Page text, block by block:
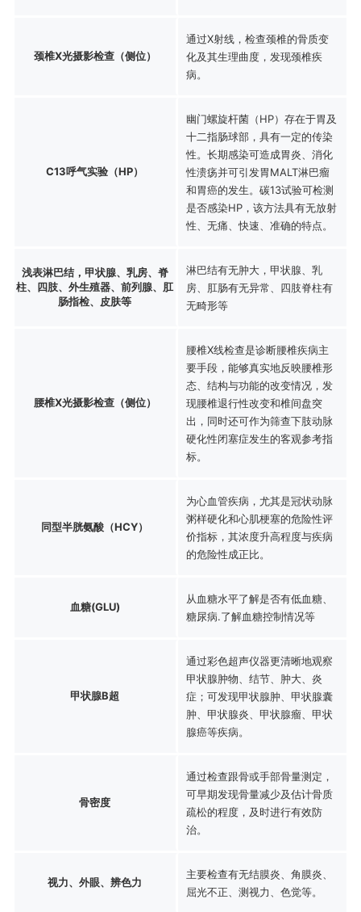
颈椎X光摄影检查（侧位）
通过X射线，检查颈椎的骨质变
化及其生理曲度，发现颈椎疾
病。
C13呼气实验（HP）
幽门螺旋杆菌（HP）存在于胃及
十二指肠球部，具有一定的传染
性。长期感染可造成胃炎、消化
性溃疡并可引发胃MALT淋巴瘤
和胃癌的发生。碳13试验可检测
是否感染HP，该方法具有无放射
性、无痛、快速、准确的特点。
浅表淋巴结，甲状腺、乳房、脊
柱、四肢、外生殖器、前列腺、肛
肠指检、皮肤等
淋巴结有无肿大，甲状腺、乳
房、肛肠有无异常、四肢脊柱有
无畸形等
腰椎X光摄影检查（侧位）
腰椎X线检查是诊断腰椎疾病主
要手段，能够真实地反映腰椎形
态、结构与功能的改变情况，发
现腰椎退行性改变和椎间盘突
出，同时还可作为筛查下肢动脉
硬化性闭塞症发生的客观参考指
标。
同型半胱氨酸（HCY）
为心血管疾病，尤其是冠状动脉
粥样硬化和心肌梗塞的危险性评
价指标，其浓度升高程度与疾病
的危险性成正比。
血糖(GLU)
从血糖水平了解是否有低血糖、
糖尿病.了解血糖控制情况等
甲状腺B超
通过彩色超声仪器更清晰地观察
甲状腺肿物、结节、肿大、炎
症；可发现甲状腺肿、甲状腺囊
肿、甲状腺炎、甲状腺瘤、甲状
腺癌等疾病。
骨密度
通过检查跟骨或手部骨量测定，
可早期发现骨量减少及估计骨质
疏松的程度，及时进行有效防
治。
视力、外眼、辨色力
主要检查有无结膜炎、角膜炎、
屈光不正、测视力、色觉等。